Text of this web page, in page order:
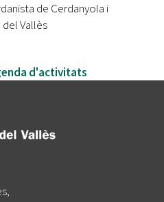
de Cerdanyola i
Vallès
d'activitats